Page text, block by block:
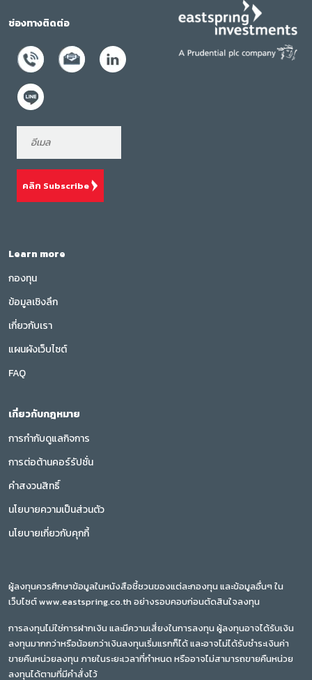
ช่องทางติดต่อ
คลิก Subscribe
Learn more
กองทุน
ข้อมูลเชิงลึก
เกี่ยวกับเรา
แผนผังเว็บไซต์
FAQ
เกี่ยวกับกฎหมาย
การกำกับดูแลกิจการ
การต่อต้านคอร์รัปชั่น
คำสงวนสิทธิ์
นโยบายความเป็นส่วนตัว
นโยบายเกี่ยวกับคุกกี้
ผู้ลงทุนควรศึกษาข้อมูลในหนังสือชี้ชวนของแต่ละกองทุน และข้อมูลอื่นๆ ใน
เว็บไซต์ www.eastspring.co.th อย่างรอบคอบก่อนตัดสินใจลงทุน
การลงทุนไม่ใช่การฝากเงิน และมีความเสี่ยงในการลงทุน ผู้ลงทุนอาจได้รับเงิน
ลงทุนมากกว่าหรือน้อยกว่าเงินลงทุนเริ่มแรกก็ได้ และอาจไม่ได้รับชำระเงินค่า
ขายคืนหน่วยลงทุน ภายในระยะเวลาที่กำหนด หรืออาจไม่สามารถขายคืนหน่วย
ลงทุนได้ตามที่มีคำสั่งไว้